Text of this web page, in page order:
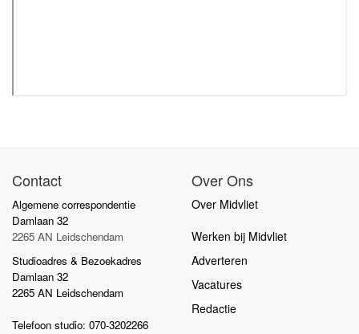
Contact
Algemene correspondentie
Damlaan 32
2265 AN Leidschendam
Studioadres & Bezoekadres
Damlaan 32
2265 AN Leidschendam
Telefoon studio: 070-3202266
Over Ons
Over Midvliet
Werken bij Midvliet
Adverteren
Vacatures
Redactie